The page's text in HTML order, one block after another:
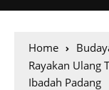
Home
Rayakan Ulang
Ibadah Padang